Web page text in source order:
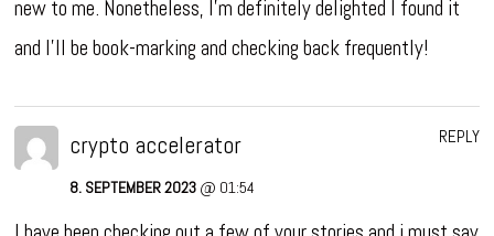
new to me. Nonetheless, I’m definitely delighted I found it
and I’ll be book-marking and checking back frequently!
crypto accelerator
8. SEPTEMBER 2023 @ 01:54
REPLY